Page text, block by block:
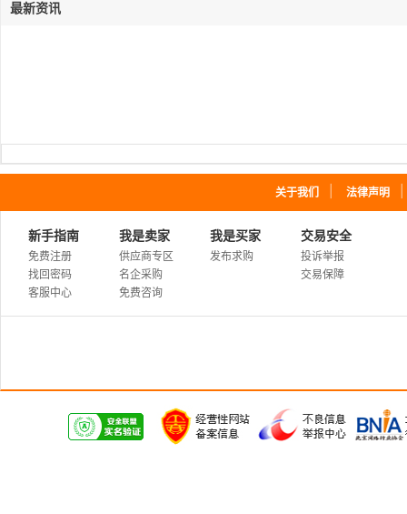
最新资讯
关于我们 法律声明
新手指南
免费注册
找回密码
客服中心
我是卖家
供应商专区
名企采购
免费咨询
我是买家
发布求购
交易安全
投诉举报
交易保障